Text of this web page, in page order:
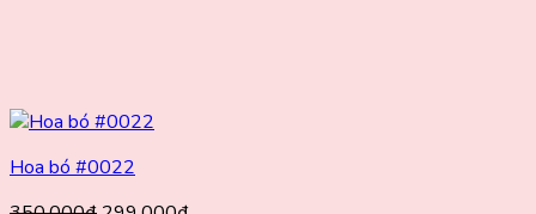
Hoa bó #0022